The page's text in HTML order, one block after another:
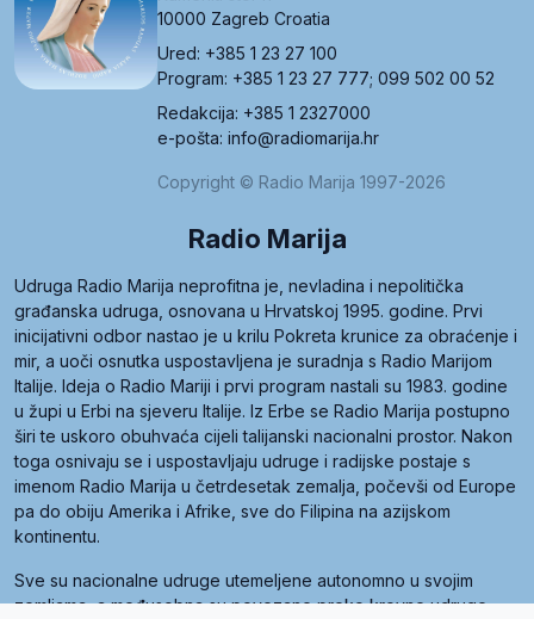
10000 Zagreb Croatia
Ured: +385 1 23 27 100
Program: +385 1 23 27 777; 099 502 00 52
Redakcija: +385 1 2327000
e-pošta: info@radiomarija.hr
Copyright © Radio Marija 1997-2026
Radio Marija
Udruga Radio Marija neprofitna je, nevladina i nepolitička
građanska udruga, osnovana u Hrvatskoj 1995. godine. Prvi
inicijativni odbor nastao je u krilu Pokreta krunice za obraćenje i
mir, a uoči osnutka uspostavljena je suradnja s Radio Marijom
Italije. Ideja o Radio Mariji i prvi program nastali su 1983. godine
u župi u Erbi na sjeveru Italije. Iz Erbe se Radio Marija postupno
širi te uskoro obuhvaća cijeli talijanski nacionalni prostor. Nakon
toga osnivaju se i uspostavljaju udruge i radijske postaje s
imenom Radio Marija u četrdesetak zemalja, počevši od Europe
pa do obiju Amerika i Afrike, sve do Filipina na azijskom
kontinentu.
Sve su nacionalne udruge utemeljene autonomno u svojim
zemljama, a međusobna su povezane preko krovne udruge